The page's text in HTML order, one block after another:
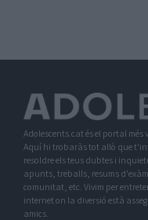
Adolescents.cat és el portal
Aquí hi trobaràs tot allò que
resoldre els teus dubtes i
apunts, treballs, resums
comunitat, etc. Vivim per
internet on la diversió està
amics.